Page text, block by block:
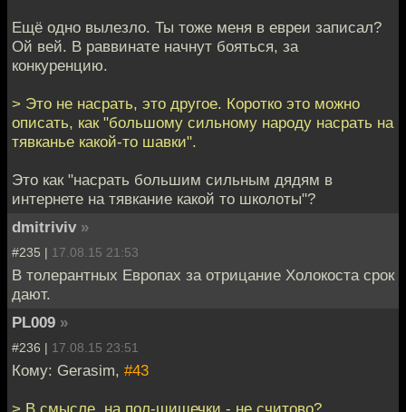
Ещё одно вылезло. Ты тоже меня в евреи записал?
Ой вей. В раввинате начнут бояться, за
конкуренцию.
> Это не насрать, это другое. Коротко это можно
описать, как "большому сильному народу насрать на
тявканье какой-то шавки".
Это как "насрать большим сильным дядям в
интернете на тявкание какой то школоты"?
dmitriviv »
#235 | 17.08.15 21:53
В толерантных Европах за отрицание Холокоста срок
дают.
PL009 »
#236 | 17.08.15 23:51
Кому: Gerasim, #43